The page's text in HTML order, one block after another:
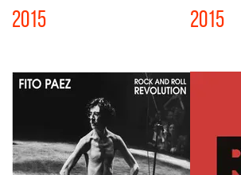
2015 2015